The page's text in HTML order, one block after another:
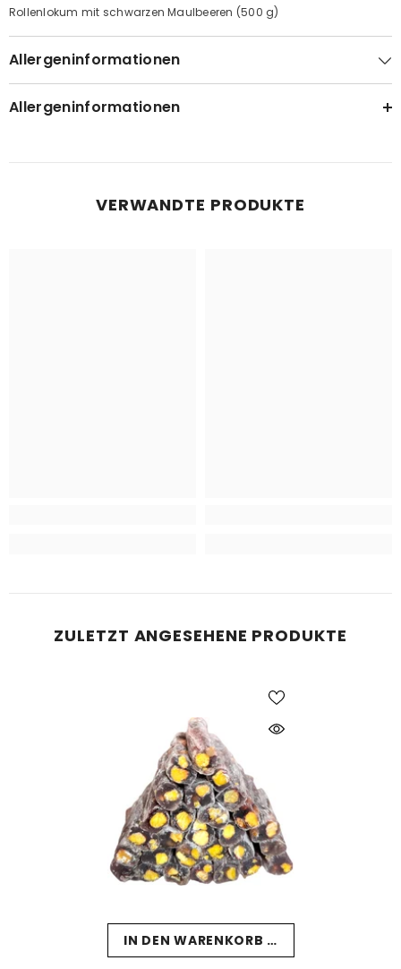
Rollenlokum mit schwarzen Maulbeeren (500 g)
Allergeninformationen
Allergeninformationen
VERWANDTE PRODUKTE
ZULETZT ANGESEHENE PRODUKTE
IN DEN WARENKORB LEGEN